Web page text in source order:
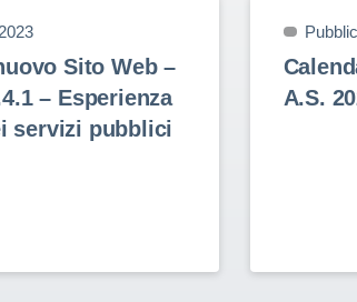
Sito Web –
– Esperienza
servizi pubblici
A.S.